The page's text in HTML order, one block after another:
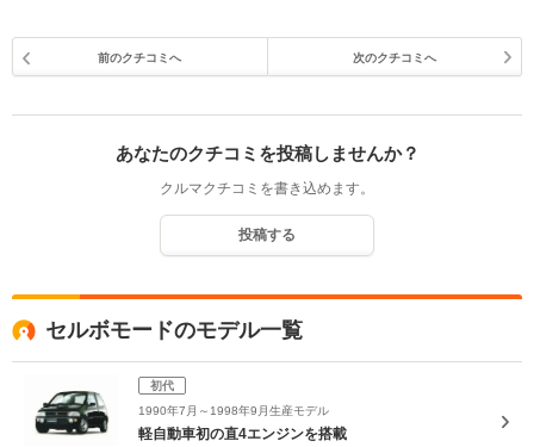
前のクチコミへ 次のクチコミへ
あなたのクチコミを投稿しませんか？
クルマクチコミを書き込めます。
投稿する
セルボモードのモデル一覧
初代
1990年7月～1998年9月生産モデル
軽自動車初の直4エンジンを搭載